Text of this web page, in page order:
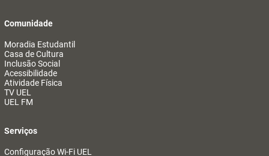
Comunidade
Moradia Estudantil
Casa de Cultura
Inclusão Social
Acessibilidade
Atividade Física
TV UEL
UEL FM
Serviços
Configuração Wi-Fi UEL